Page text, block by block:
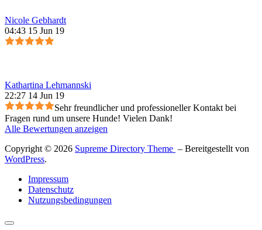
Nicole Gebhardt
04:43 15 Jun 19
Kathartina Lehmannski
22:27 14 Jun 19
Sehr freundlicher und professioneller Kontakt bei
Fragen rund um unsere Hunde! Vielen Dank!
Alle Bewertungen anzeigen
Copyright © 2026 Supreme Directory Theme – Bereitgestellt von
WordPress.
Impressum
Datenschutz
Nutzungsbedingungen